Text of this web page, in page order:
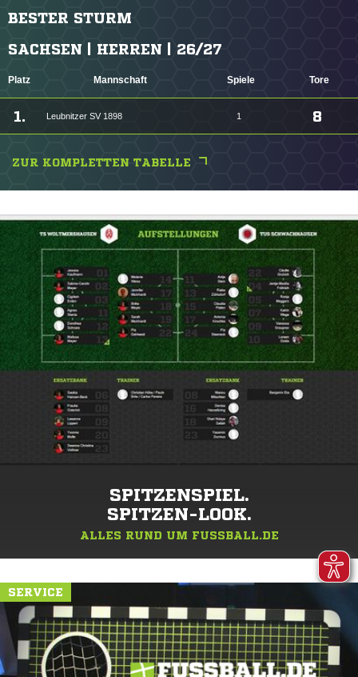
BESTER STURM
SACHSEN | HERREN | 26/27
Platz Mannschaft Spiele Tore
1. Leubnitzer SV 1898 1 8
ZUR KOMPLETTEN TABELLE
SPITZENSPIEL.
SPITZEN-LOOK.
ALLES RUND UM FUSSBALL.DE
SERVICE